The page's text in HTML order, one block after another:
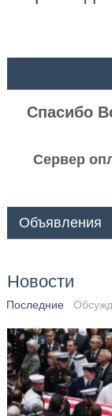
Спасибо
Сервер
Объявления
Новости
Последние